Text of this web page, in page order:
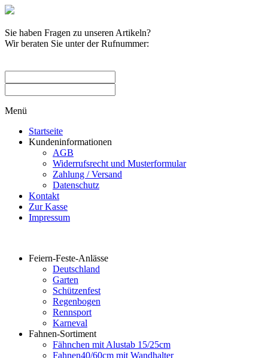
Sie haben Fragen zu unseren Artikeln?
Wir beraten Sie unter der Rufnummer:
Menü
Startseite
Kundeninformationen
AGB
Widerrufsrecht und Musterformular
Zahlung / Versand
Datenschutz
Kontakt
Zur Kasse
Impressum
Feiern-Feste-Anlässe
Deutschland
Garten
Schützenfest
Regenbogen
Rennsport
Karneval
Fahnen-Sortiment
Fähnchen mit Alustab 15/25cm
Fahnen40/60cm mit Wandhalter